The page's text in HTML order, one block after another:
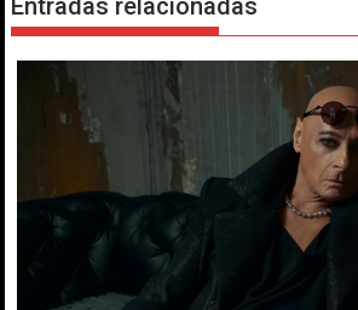
Entradas relacionadas